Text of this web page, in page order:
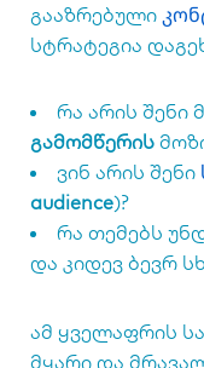
გააზრებული
სტრატეგია
რა არის შენი
გამომწერის
ვინ არის შენი
audience)?
რა თემებს
და კიდევ ბევრ
ამ ყველაფრის
მყარი და